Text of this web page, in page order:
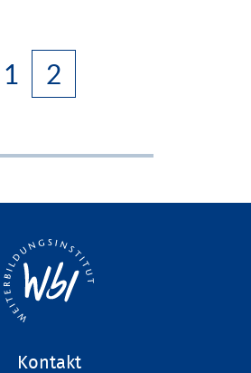
1 2
Kontakt